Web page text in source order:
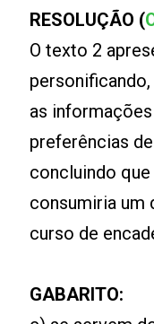
RESOLUÇÃO (
O texto 2
as
preferências
concluindo
consumiria um
curso de
GABARITO: